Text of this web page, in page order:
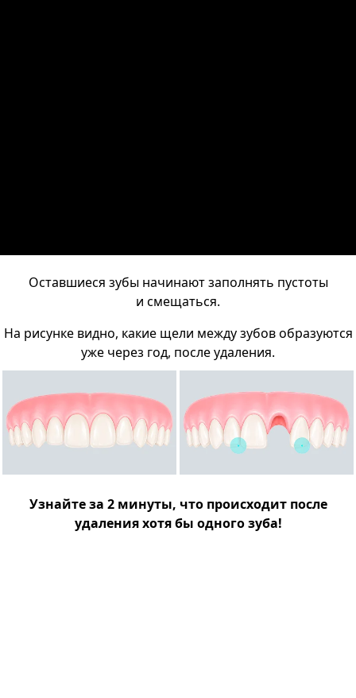
Оставшиеся зубы начинают заполнять пустоты
и смещаться.
На рисунке видно, какие щели между зубов образуются
уже через год, после удаления.
Узнайте за 2 минуты, что происходит после
удаления хотя бы одного зуба!